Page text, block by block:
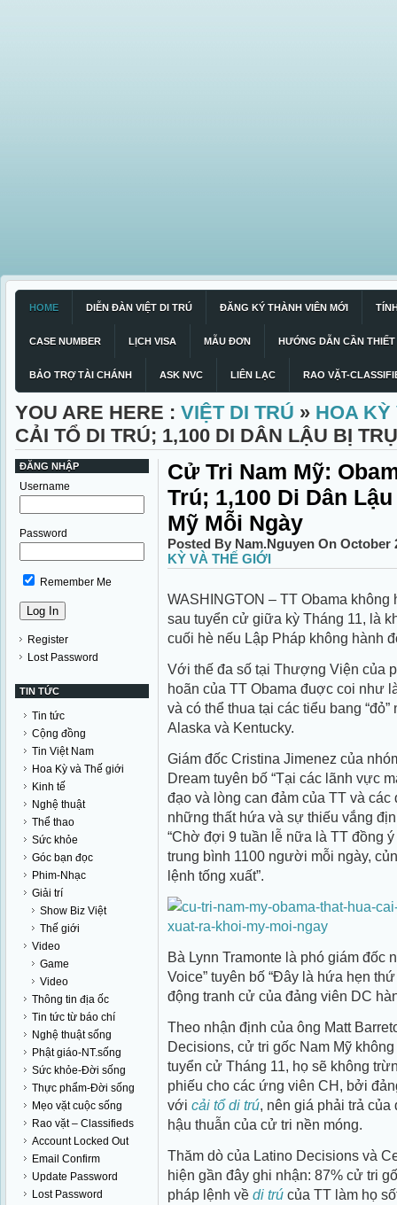
HOME DIỄN ĐÀN VIỆT DI TRÚ ĐĂNG KÝ THÀNH VIÊN MỚI
CASE NUMBER LỊCH VISA MẪU ĐƠN HƯỚNG DẪN CẦN THIẾT
BẢO TRỢ TÀI CHÁNH ASK NVC LIÊN LẠC RAO VẶT-
YOU ARE HERE : VIỆT DI TRÚ » HOA KỲ
CẢI TỔ DI TRÚ; 1,100 DI DÂN LẬU BỊ
ĐĂNG NHẬP
Username
Password
Remember Me
Register
Lost Password
TIN TỨC
Tin tức
Cộng đồng
Tin Việt Nam
Hoa Kỳ và Thế giới
Kinh tế
Nghệ thuật
Thể thao
Sức khỏe
Góc bạn đọc
Phim-Nhạc
Giải trí
Show Biz Việt
Thế giới
Video
Game
Video
Thông tin địa ốc
Tin tức từ báo chí
Nghệ thuật sống
Phật giáo-NT.sống
Sức khỏe-Đời sống
Thực phẩm-Đời sống
Mẹo vặt cuộc sống
Rao vặt – Classifieds
Account Locked Out
Email Confirm
Update Password
Lost Password
Cử Tri Nam Mỹ:
Trú; 1,100 Di Dân
Mỹ Mỗi Ngày
Posted By Nam.Nguyen On October
KỲ VÀ THẾ GIỚI
WASHINGTON – TT Obama
sau tuyển cử giữa kỳ Tháng 11, là
cuối hè nếu Lập Pháp không hành
Với thế đa số tại Thượng Viện của
hoãn của TT Obama đuợc coi như
và có thể thua tại các tiểu bang
Alaska và Kentucky.
Giám đốc Cristina Jimenez của
Dream tuyên bố “Tại các lãnh vực
đạo và lòng can đảm của TT và
những thất hứa và sự thiếu vắng
“Chờ đợi 9 tuần lễ nữa là TT đồng
trung bình 1100 người mỗi ngày,
lệnh tống xuất”.
Bà Lynn Tramonte là phó giám đốc
Voice” tuyên bố “Đây là hứa hẹn
động tranh cử của đảng viên DC
Theo nhận định của ông Matt
Decisions, cử tri gốc Nam Mỹ
tuyển cử Tháng 11, họ sẽ không
phiếu cho các ứng viên CH, bởi
với cải tổ di trú, nên giá phải trả
hậu thuẫn của cử tri nền móng.
Thăm dò của Latino Decisions và
hiện gần đây ghi nhận: 87% cử tri
pháp lệnh về di trú của TT làm họ